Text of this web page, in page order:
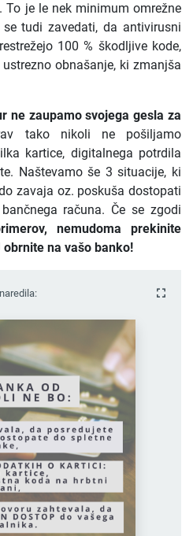
To je le nek minimum omrežne
tudi zavedati, da antivirusni
100 % škodljive kode,
obnašanje, ki zmanjša
ne zaupamo svojega gesla za
tako nikoli ne pošiljamo
kartice, digitalnega potrdila
Naštevamo še 3 situacije, ki
zavaja oz. poskuša dostopati
računa. Če se zgodi
nemudoma prekinite
na vašo banko!